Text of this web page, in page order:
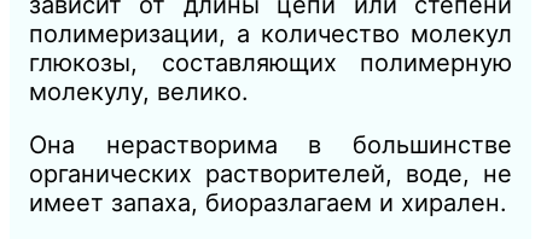
полимеризации, а количество молекул
глюкозы, составляющих полимерную
молекулу, велико.
Она нерастворима в большинстве
органических растворителей, воде, не
имеет запаха, биоразлагаем и хирален.